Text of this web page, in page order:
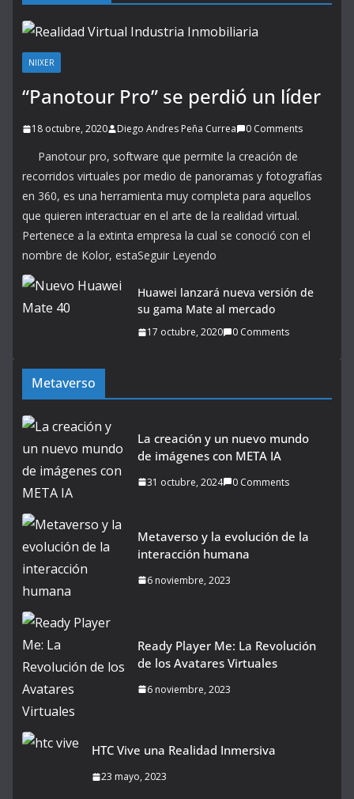
NIIXER
“Panotour Pro” se perdió un líder
18 octubre, 2020 Diego Andres Peña Currea 0 Comments
Panotour pro, software que permite la creación de
recorridos virtuales por medio de panoramas y fotografías
en 360, es una herramienta muy completa para aquellos
que quieren interactuar en el arte de la realidad virtual.
Pertenece a la extinta empresa la cual se conoció con el
nombre de Kolor, estaSeguir Leyendo
Huawei lanzará nueva versión de
su gama Mate al mercado
17 octubre, 2020 0 Comments
Metaverso
La creación y un nuevo mundo
de imágenes con META IA
31 octubre, 2024 0 Comments
Metaverso y la evolución de la
interacción humana
6 noviembre, 2023
Ready Player Me: La Revolución
de los Avatares Virtuales
6 noviembre, 2023
HTC Vive una Realidad Inmersiva
23 mayo, 2023